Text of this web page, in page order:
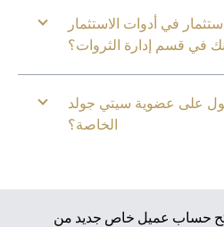
في أدوات الاستثمار
قسم إدارة الثروات؟
عضوية سيتي جولد
الخاصة؟
حساب عميل خاص جديد من